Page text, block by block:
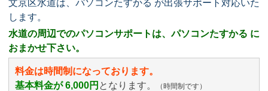
文京区水道は、パソコンたすかる が出張サポート対応いた
します。
水道の周辺でのパソコンサポートは、パソコンたすかる に
おまかせ下さい。
料金は時間制になっております。
基本料金が 6,000円 となります。 （時間制です）